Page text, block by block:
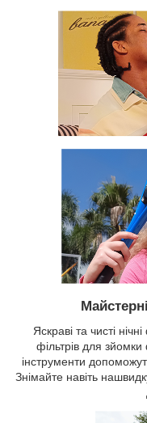
Яскраві та чисті
фільтрів для
інструменти
Знімайте навіть